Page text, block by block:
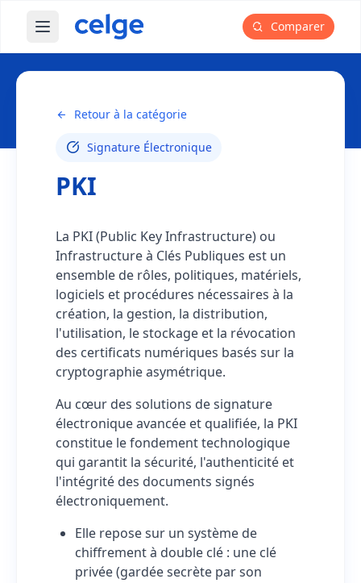
Ouvrir le menu principal
Comparer
PKI
Retour à la catégorie
Signature Électronique
PKI
La PKI (Public Key Infrastructure) ou
Infrastructure à Clés Publiques est un
ensemble de rôles, politiques, matériels,
logiciels et procédures nécessaires à la
création, la gestion, la distribution,
l'utilisation, le stockage et la révocation
des certificats numériques basés sur la
cryptographie asymétrique.
Au cœur des solutions de signature
électronique avancée et qualifiée, la PKI
constitue le fondement technologique
qui garantit la sécurité, l'authenticité et
l'intégrité des documents signés
électroniquement.
Elle repose sur un système de
chiffrement à double clé : une clé
privée (gardée secrète par son